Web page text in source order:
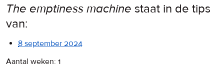
The emptiness machine staat in de tips
van:
8 september 2024
Aantal weken: 1